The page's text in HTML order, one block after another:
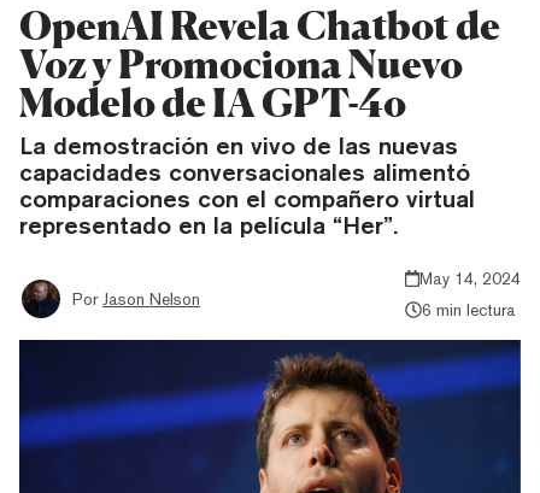
OpenAI Revela Chatbot de
Voz y Promociona Nuevo
Modelo de IA GPT-4o
La demostración en vivo de las nuevas
capacidades conversacionales alimentó
comparaciones con el compañero virtual
representado en la película “Her”.
Por Jason Nelson
May 14, 2024
6 min lectura